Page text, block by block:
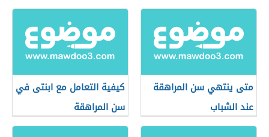
متى ينتهي سن المراهقة
عند الشباب
كيفية التعامل مع ابنتى في
سن المراهقة